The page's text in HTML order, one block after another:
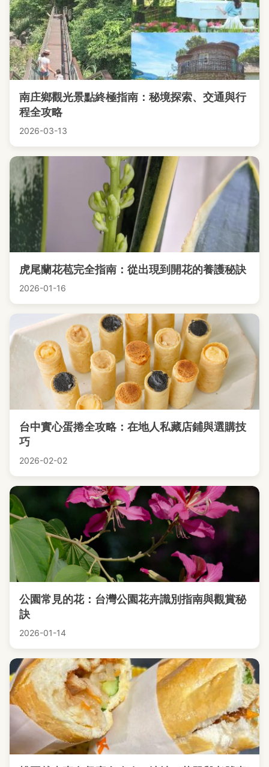
南庄鄉觀光景點終極指南：秘境探索、交通與行
程全攻略
2026-03-13
虎尾蘭花苞完全指南：從出現到開花的養護秘訣
2026-01-16
台中實心蛋捲全攻略：在地人私藏店鋪與選購技
巧
2026-02-02
公園常見的花：台灣公園花卉識別指南與觀賞秘
訣
2026-01-14